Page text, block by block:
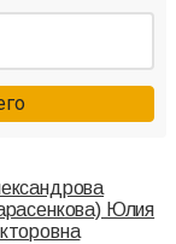
Юлия